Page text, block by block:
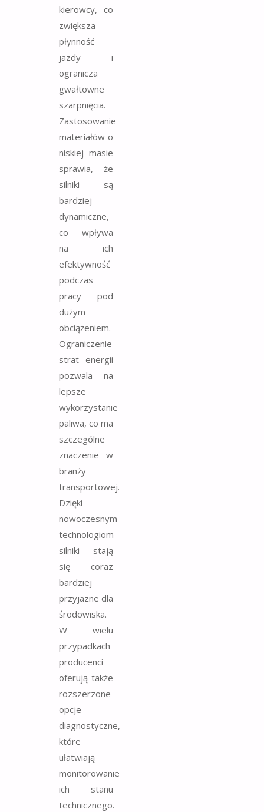
kierowcy, co
zwiększa
płynność
jazdy i
ogranicza
gwałtowne
szarpnięcia.
Zastosowanie
materiałów o
niskiej masie
sprawia, że
silniki są
bardziej
dynamiczne,
co wpływa
na ich
efektywność
podczas
pracy pod
dużym
obciążeniem.
Ograniczenie
strat energii
pozwala na
lepsze
wykorzystanie
paliwa, co ma
szczególne
znaczenie w
branży
transportowej.
Dzięki
nowoczesnym
technologiom
silniki stają
się coraz
bardziej
przyjazne dla
środowiska.
W wielu
przypadkach
producenci
oferują także
rozszerzone
opcje
diagnostyczne,
które
ułatwiają
monitorowanie
ich stanu
technicznego.